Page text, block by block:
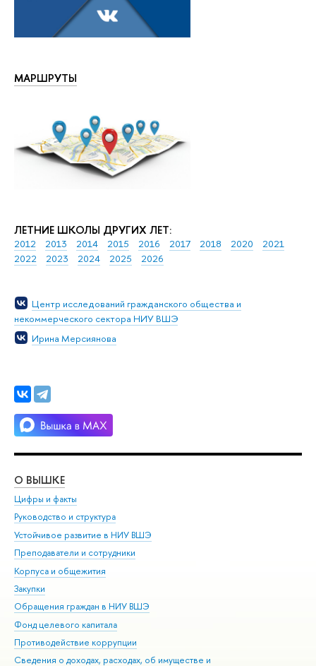
МАРШРУТЫ
ЛЕТНИЕ ШКОЛЫ ДРУГИХ ЛЕТ:
2012 2013 2014 2015 2016 2017 2018 2020
2021
2022
2023 2024 2025 2026
Центр исследований гражданского общества и
некоммерческого сектора НИУ ВШЭ
Ирина Мерсиянова
О ВЫШКЕ
Цифры и факты
Руководство и структура
Устойчивое развитие в НИУ ВШЭ
Преподаватели и сотрудники
Корпуса и общежития
Закупки
Обращения граждан в НИУ ВШЭ
Фонд целевого капитала
Противодействие коррупции
Сведения о доходах, расходах, об имуществе и